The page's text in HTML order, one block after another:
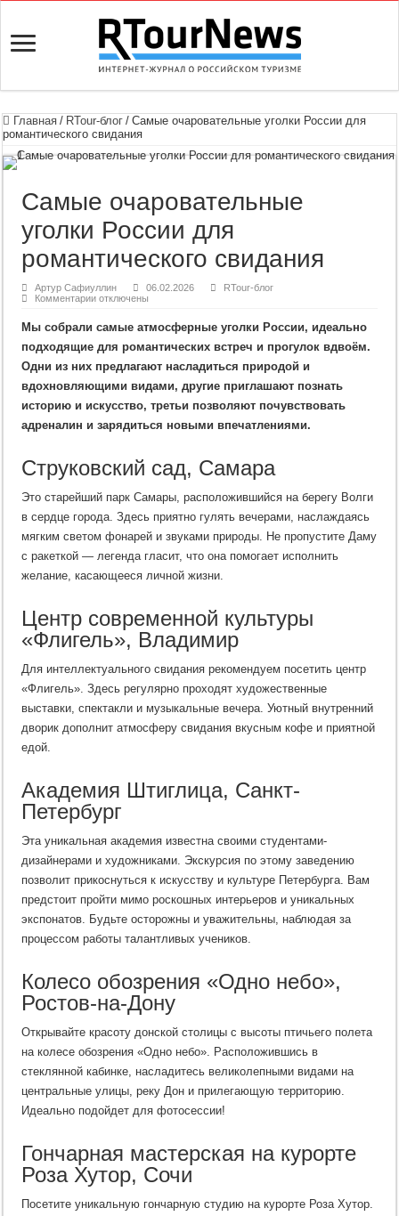
Главная / RTour-блог / Самые очаровательные уголки России для
романтического свидания
Самые очаровательные
уголки России для
романтического свидания
Артур Сафиуллин 06.02.2026
RTour-блог
Комментариик
очаровательные
России
романтического
свидания
отключены
Мы собрали самые атмосферные уголки России, идеально
подходящие для романтических встреч и прогулок вдвоём.
Одни из них предлагают насладиться природой и
вдохновляющими видами, другие приглашают познать
историю и искусство, третьи позволяют почувствовать
адреналин и зарядиться новыми впечатлениями.
Струковский сад, Самара
Это старейший парк Самары, расположившийся на берегу Волги
в сердце города. Здесь приятно гулять вечерами, наслаждаясь
мягким светом фонарей и звуками природы. Не пропустите Даму
с ракеткой — легенда гласит, что она помогает исполнить
желание, касающееся личной жизни.
Центр современной культуры
«Флигель», Владимир
Для интеллектуального свидания рекомендуем посетить центр
«Флигель». Здесь регулярно проходят художественные
выставки, спектакли и музыкальные вечера. Уютный внутренний
дворик дополнит атмосферу свидания вкусным кофе и приятной
едой.
Академия Штиглица, Санкт-
Петербург
Эта уникальная академия известна своими студентами-
дизайнерами и художниками. Экскурсия по этому заведению
позволит прикоснуться к искусству и культуре Петербурга. Вам
предстоит пройти мимо роскошных интерьеров и уникальных
экспонатов. Будьте осторожны и уважительны, наблюдая за
процессом работы талантливых учеников.
Колесо обозрения «Одно небо»,
Ростов-на-Дону
Открывайте красоту донской столицы с высоты птичьего полета
на колесе обозрения «Одно небо». Расположившись в
стеклянной кабинке, насладитесь великолепными видами на
центральные улицы, реку Дон и прилегающую территорию.
Идеально подойдет для фотосессии!
Гончарная мастерская на курорте
Роза Хутор, Сочи
Посетите уникальную гончарную студию на курорте Роза Хутор.